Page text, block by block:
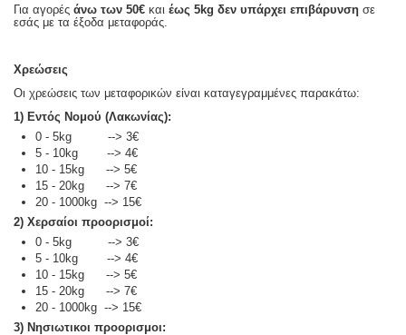
Για αγορέςάνω των 50€ καιέως 5kg δεν υπάρχει επιβάρυνση σε
εσάς με τα έξοδα μεταφοράς.
Χρεώσεις
Οι χρεώσεις των μεταφορικών είναι καταγεγραμμένες παρακάτω:
1) Εντός Νομού (Λακωνίας):
0 - 5kg --> 3€
5 - 10kg --> 4€
10 - 15kg --> 5€
15 - 20kg --> 7€
20 - 1000kg --> 15€
2) Χερσαίοι προορισμοί:
0 - 5kg --> 3€
5 - 10kg --> 4€
10 - 15kg --> 5€
15 - 20kg --> 7€
20 - 1000kg --> 15€
3) Νησιωτικοι προορισμοι: